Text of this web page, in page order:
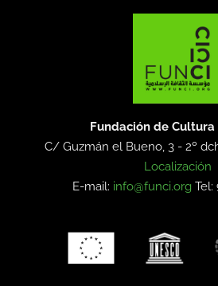
Fundación de Cultura
C/ Guzmán el Bueno, 3 - 2º
Localización
E-mail: info@funci.org Tel: